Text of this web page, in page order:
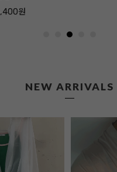
NEW ARRIVALS